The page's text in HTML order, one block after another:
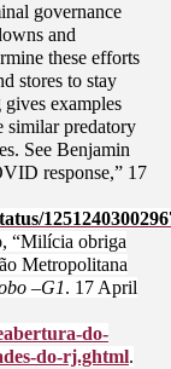
governance
and
these efforts
stores to stay
examples
similar predatory
See Benjamin
response,” 17
“Milícia obriga
Metropolitana
–G1. 17 April
do-
do-rj.ghtml.